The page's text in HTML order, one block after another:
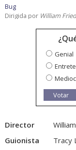
Bug
Dirigida por William
Genial
Votar
Director
Guionista
Tracy